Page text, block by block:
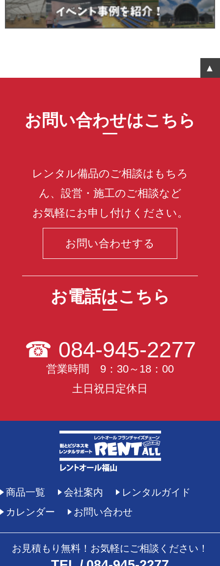
お問い合わせはこちら
レンタル備品のご相談はもちろ
ん、設営・施工のご相談など
お気軽にお申し付けください。
お問い合わせする
お電話はこちら
☎ 084-945-2277
営業時間 9：30～18：00
土日祝日定休日
商品一覧 会社案内
レンタルガイド
カレンダー
お問い合わせ
お見積もり無料！お気軽にご相談ください！